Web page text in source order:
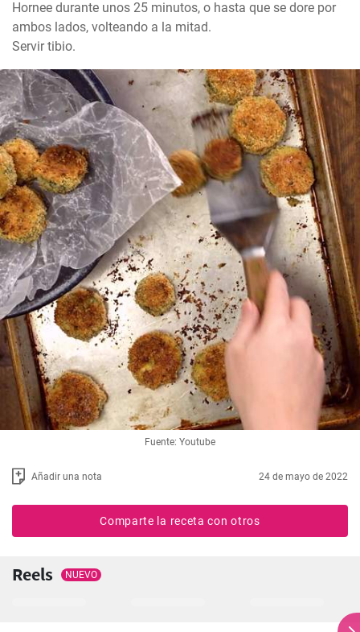
Hornee durante unos 25 minutos, o hasta que se dore por
ambos lados, volteando a la mitad.
Servir tibio.
Fuente: Youtube
Añadir una nota 24 de mayo de 2022
Comparte la receta con otros
Reels NUEVO